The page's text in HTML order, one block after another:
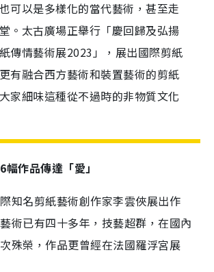
可以是多樣化的當代藝術，甚至走
。太古廣場正舉行「慶回歸及弘揚
傳情藝術展2023」，展出國際剪紙
有融合西方藝術和裝置藝術的剪紙
家細味這種從不過時的非物質文化
幅作品傳達「愛」
知名剪紙藝術創作家李雲俠展出作
術已有四十多年，技藝超群，在國內
殊榮，作品更曾經在法國羅浮宮展